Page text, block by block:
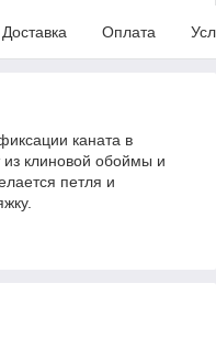
Доставка Оплата
каната в
клиновой обоймы и
петля и